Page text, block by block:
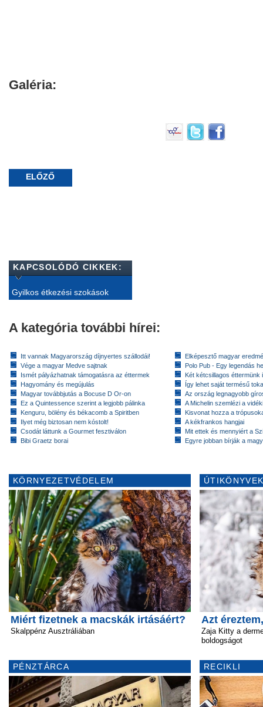
Galéria:
ELŐZŐ
KAPCSOLÓDÓ CIKKEK:
Gyilkos étkezési szokások
A kategória további hírei:
Itt vannak Magyarország díjnyertes szállodái!
Vége a magyar Medve sajtnak
Ismét pályázhatnak támogatásra az éttermek
Hagyomány és megújulás
Magyar továbbjutás a Bocuse D Or-on
Ez a Quintessence szerint a legjobb pálinka
Kenguru, bölény és békacomb a Spiritben
Ilyet még biztosan nem kóstolt!
Csodát láttunk a Gourmet fesztiválon
Bibi Graetz borai
Elképesztő magyar
Polo Pub - Egy legendás
Két kétcsillagos éttermünk
Így lehet saját termésű
Az ország legnagyobb
A Michelin szemlézi a
Kisvonat hozza a
A kékfrankos hangjai
Mit ettek és mennyiért a
Egyre jobban bírják a
KÖRNYEZETVÉDELEM
Miért fizetnek a macskák irtásáért?
Skalppénz Ausztráliában
PÉNZTÁRCA
Azt
Zaja Kitty a
boldogságot
RECIKLI